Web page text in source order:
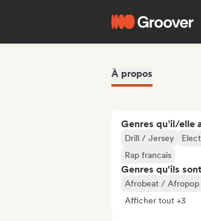
À propos
Genres qu’il/elle
Drill / Jersey
Rap francais
Genres qu'ils
Afrobeat / Afropop
Afficher tout +3